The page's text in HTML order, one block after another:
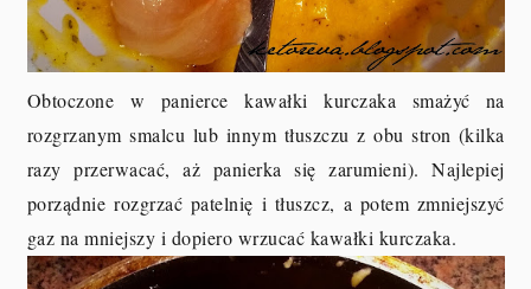
Obtoczone w panierce kawałki kurczaka smażyć na
rozgrzanym smalcu lub innym tłuszczu z obu stron (kilka
razy przerwacać, aż panierka się zarumieni). Najlepiej
porządnie rozgrzać patelnię i tłuszcz, a potem zmniejszyć
gaz na mniejszy i dopiero wrzucać kawałki kurczaka.